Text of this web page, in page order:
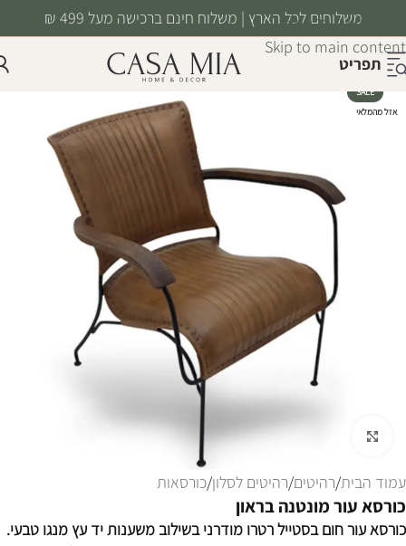
Skip to navigation
Skip to main content
משלוחים לכל הארץ | משלוח חינם ברכישה מעל 499 ₪
תפריט
SALE
אזל מהמלאי
עמוד הבית/רהיטים/רהיטים לסלון/כורסאות
כורסא עור מונטנה בראון
כורסא עור חום בסטייל רטרו מודרני בשילוב משענות יד עץ מנגו טבעי.